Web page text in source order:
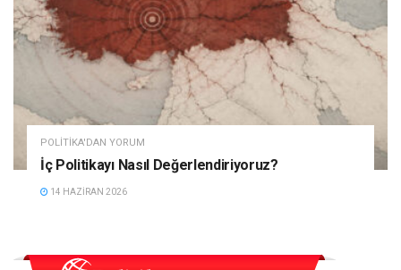
POLITIKA'DAN YORUM
İç Politikayı Nasıl Değerlendiriyoruz?
14 HAZIRAN 2026